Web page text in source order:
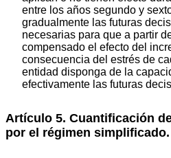
entre los años segundo y
gradualmente las futuras
necesarias para que a partir
compensado el efecto del
consecuencia del estrés de
entidad disponga de la
efectivamente las futuras
Artículo 5. Cuantificación
por el régimen simplificado.